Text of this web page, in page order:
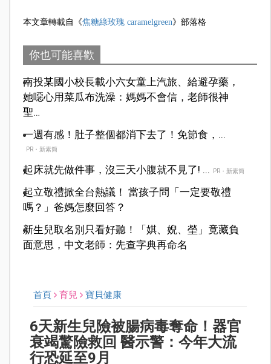
本文章轉載自《焦糖綠玫瑰 caramelgreen》部落格
你也可能喜歡
南投某國小校長載小六女童上汽旅、給避孕藥，
她噁心用菜瓜布洗澡：媽媽不會信，老師很神
聖…
一週有感！肚子整個都消下去了！免節食，...
PR・新素簡
起床就先做件事，沒三天小腹就不見了! ... PR・新素簡
起立敬禮掀全台熱議！ 當孩子問「一定要敬禮
嗎？」爸媽怎麼回答？
新生兒取名別只看好聽！「娸、婗、塋」竟藏負
面意思，中文老師：先查字典再命名
首頁 育兒 寶貝健康
6天新生兒險被腸病毒奪命！器官
衰竭驚險救回 醫示警：今年大流
行恐延至9月